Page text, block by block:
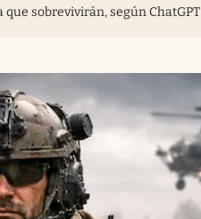
sobrevivirán, según ChatGPT